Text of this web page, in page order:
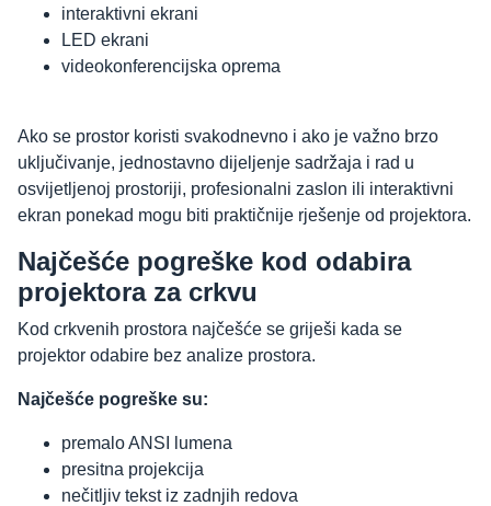
interaktivni ekrani
LED ekrani
videokonferencijska oprema
Ako se prostor koristi svakodnevno i ako je važno brzo
uključivanje, jednostavno dijeljenje sadržaja i rad u
osvijetljenoj prostoriji, profesionalni zaslon ili interaktivni
ekran ponekad mogu biti praktičnije rješenje od projektora.
Najčešće pogreške kod odabira
projektora za crkvu
Kod crkvenih prostora najčešće se griješi kada se
projektor odabire bez analize prostora.
Najčešće pogreške su:
premalo ANSI lumena
presitna projekcija
nečitljiv tekst iz zadnjih redova